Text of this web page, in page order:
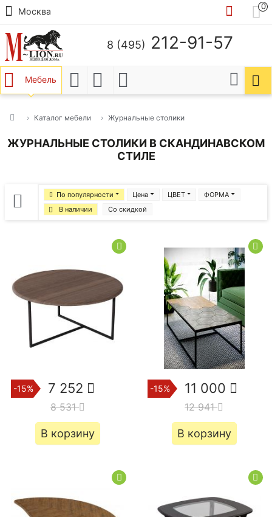
Москва
0
8 (495) 212-91-57
Мебель
Каталог мебели Журнальные столики
ЖУРНАЛЬНЫЕ СТОЛИКИ В СКАНДИНАВСКОМ
СТИЛЕ
По популярности
Цена
В наличии
Со скидкой
ЦВЕТ ФОРМА
-15% 7 252
8 531
В корзину
-15% 11 000
12 941
В корзину